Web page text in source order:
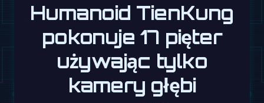
Humanoid TienKung
pokonuje 17 pięter
używając tylko
kamery głębi